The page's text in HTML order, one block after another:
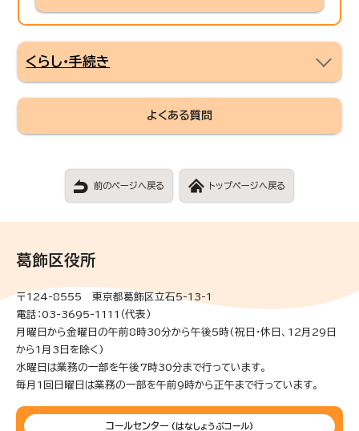
くらし・手続き
よくある質問
前のページへ戻る トップページへ戻る
葛飾区役所
〒124-8555 東京都葛飾区立石5-13-1
電話：03-3695-1111（代表）
月曜日から金曜日の午前8時30分から午後5時(祝日・休日、12月29日
から1月3日を除く)
水曜日は業務の一部を午後7時30分まで行っています。
毎月1回日曜日は業務の一部を午前9時から正午まで行っています。
コールセンター (はなしょうぶコール)